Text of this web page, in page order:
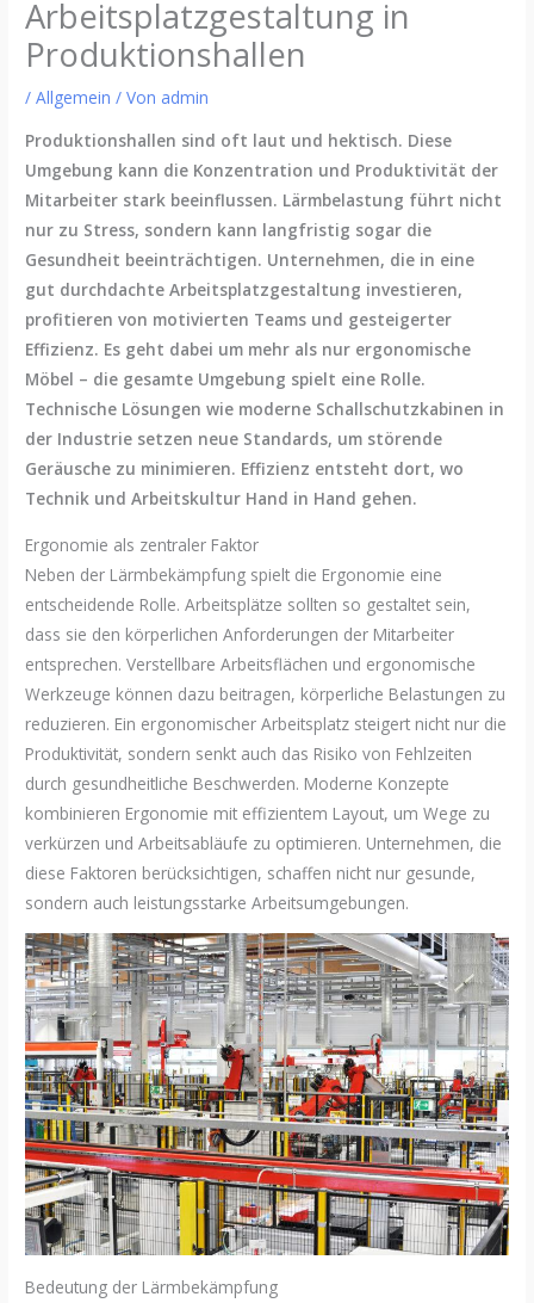
Arbeitsplatzgestaltung in
Produktionshallen
/Allgemein / Von admin
Produktionshallen sind oft laut und hektisch. Diese
Umgebung kann die Konzentration und Produktivität der
Mitarbeiter stark beeinflussen. Lärmbelastung führt nicht
nur zu Stress, sondern kann langfristig sogar die
Gesundheit beeinträchtigen. Unternehmen, die in eine
gut durchdachte Arbeitsplatzgestaltung investieren,
profitieren von motivierten Teams und gesteigerter
Effizienz. Es geht dabei um mehr als nur ergonomische
Möbel – die gesamte Umgebung spielt eine Rolle.
Technische Lösungen wie moderne Schallschutzkabinen in
der Industrie setzen neue Standards, um störende
Geräusche zu minimieren. Effizienz entsteht dort, wo
Technik und Arbeitskultur Hand in Hand gehen.
Ergonomie als zentraler Faktor
Neben der Lärmbekämpfung spielt die Ergonomie eine
entscheidende Rolle. Arbeitsplätze sollten so gestaltet sein,
dass sie den körperlichen Anforderungen der Mitarbeiter
entsprechen. Verstellbare Arbeitsflächen und ergonomische
Werkzeuge können dazu beitragen, körperliche Belastungen zu
reduzieren. Ein ergonomischer Arbeitsplatz steigert nicht nur die
Produktivität, sondern senkt auch das Risiko von Fehlzeiten
durch gesundheitliche Beschwerden. Moderne Konzepte
kombinieren Ergonomie mit effizientem Layout, um Wege zu
verkürzen und Arbeitsabläufe zu optimieren. Unternehmen, die
diese Faktoren berücksichtigen, schaffen nicht nur gesunde,
sondern auch leistungsstarke Arbeitsumgebungen.
Bedeutung der Lärmbekämpfung